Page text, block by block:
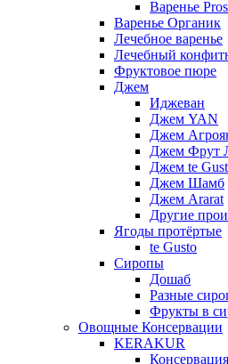
Варенье
Варенье Органик
Лечебное варенье
Лечебный
Фруктовое пюре
Джем
Иджеван
Джем YAN
Джем
Джем Фрут
Джем te
Джем Шамб
Джем Ararat
Другие
Ягоды протёртые
te Gusto
Сиропы
Дошаб
Разные
Фрукты в
Овощные Консервации
KERAKUR